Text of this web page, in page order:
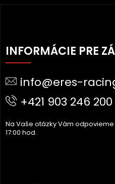
Á
P
T
INFORMÁCIE PRE
info@eres-
+421 903 246 200
Na Vaše otázky Vám
17:00 hod.